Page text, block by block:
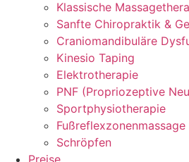
Klassische
Sanfte Chiropraktik &
Craniomandibuläre
Kinesio Taping
Elektrotherapie
PNF (Propriozeptive
Sportphysiotherapie
Fußreflexzonenmassage
Schröpfen
Preise